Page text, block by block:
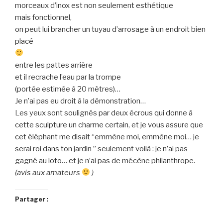
morceaux d’inox est non seulement esthétique
mais fonctionnel,
on peut lui brancher un tuyau d’arrosage à un endroit bien
placé
entre les pattes arrière
et il recrache l’eau par la trompe
(portée estimée à 20 mètres)…
Je n’ai pas eu droit à la démonstration…
Les yeux sont soulignés par deux écrous qui donne à
cette sculpture un charme certain, et je vous assure que
cet éléphant me disait “emmène moi, emmène moi… je
serai roi dans ton jardin ” seulement voilà : je n’ai pas
gagné au loto… et je n’ai pas de mécène philanthrope.
(avis aux amateurs
)
Partager :